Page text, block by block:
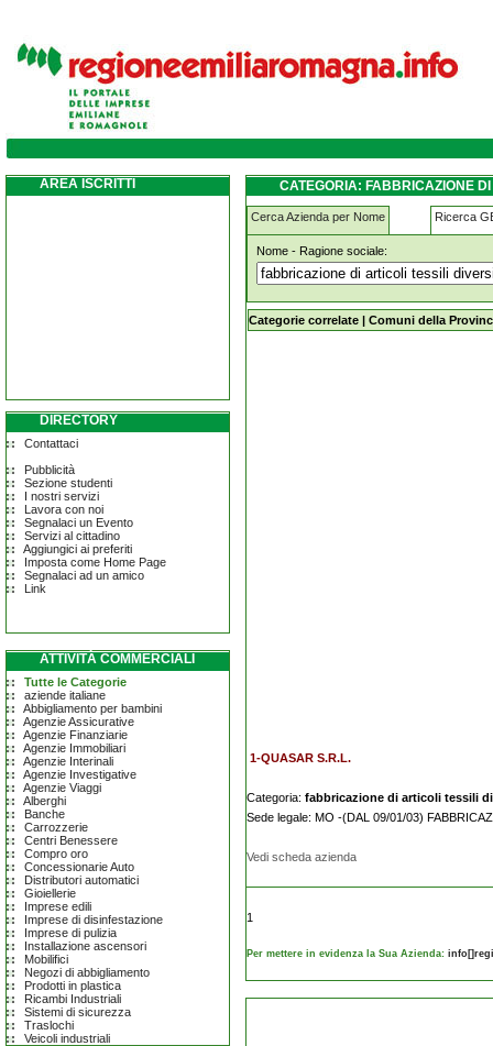
fabbricazione-di-articoli-tessili-diversi
AREA ISCRITTI
DIRECTORY
Contattaci
Pubblicità
Sezione studenti
I nostri servizi
Lavora con noi
Segnalaci un Evento
Servizi al cittadino
Aggiungici ai preferiti
Imposta come Home Page
Segnalaci ad un amico
Link
ATTIVITÀ COMMERCIALI
Tutte le Categorie
aziende italiane
Abbigliamento per bambini
Agenzie Assicurative
Agenzie Finanziarie
Agenzie Immobiliari
Agenzie Interinali
Agenzie Investigative
Agenzie Viaggi
Alberghi
Banche
Carrozzerie
Centri Benessere
Compro oro
Concessionarie Auto
Distributori automatici
Gioiellerie
Imprese edili
Imprese di disinfestazione
Imprese di pulizia
Installazione ascensori
Mobilifici
Negozi di abbigliamento
Prodotti in plastica
Ricambi Industriali
Sistemi di sicurezza
Traslochi
Veicoli industriali
CATEGORIA: FABBRICAZIONE
Cerca Azienda per Nome Ricerca
Nome - Ragione sociale:
fabbricazione-di-articoli-tessili-
Categorie correlate | Comuni della
1-QUASAR S.R.L.
Categoria: fabbricazione di articoli tessili
Sede legale: MO -(DAL 09/01/03)
Vedi scheda azienda
1
Per mettere in evidenza la Sua Azienda: